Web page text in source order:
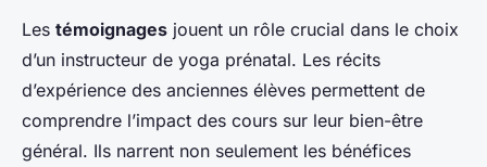
Les témoignages jouent un rôle crucial dans le choix
d’un instructeur de yoga prénatal. Les récits
d’expérience des anciennes élèves permettent de
comprendre l’impact des cours sur leur bien-être
général. Ils narrent non seulement les bénéfices